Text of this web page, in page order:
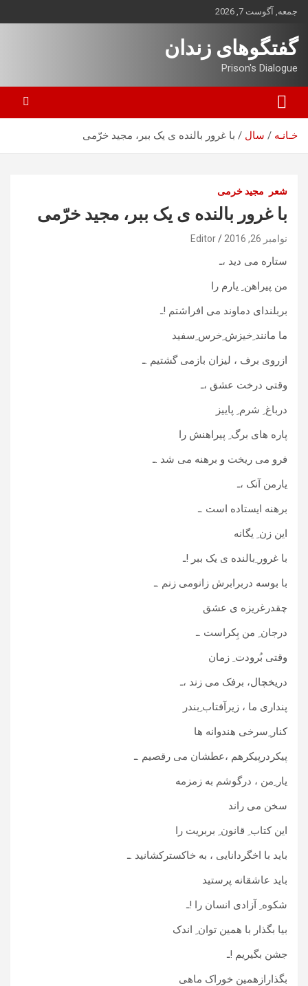
بروید
جمعه, آگوست 7, 2026
گفتگوهای زندان
Prison's Dialogue
خـانـه سال با غرور بالنده ی یک ببر، مجید خرّمی
شعر مجید خرمی
با غرور بالنده ی یک ببر، مجید خرّمی
نوامبر 26, 2016 Editor
ستاره می دید ،ـ
من پیراهن ِ یارم را
بربلندای دماوند می افراشتم !ـ
ما مانند ِخیزش ِخرس ِسفید
ازروی برف ، لیزان بازمی گشتیم .ـ
وقتی درخت عشق ،ـ
درباغ ِ شرم ِ پاییز
پاره های برگ ِ پیراهنش را
فرو می ریخت و برهنه می شد .ـ
یارمن آنک ،ـ
برهنه ایستاده است .ـ
این زن ِ یگانه
با غرور ِبالنده ی یک ببر !ـ
با بوسه دربرابرش زانومی زنم .ـ
چقدرغریزه ی عشق
درجان ِ من بِکراست .ـ
وقتی بُرودت ِ زمان
دریخچال، برفک می زند ،ـ
پنداری ما ، زیرآفتاب ِبندر
کنار ِسرخی هندوانه ها
پیکردرپیکرهم ،عطشان می رقصیم .ـ
یار ِمن ، درگوشم به زمزمه
سخن می راند
این کتاب ِ قانون ِ بربریت را
باید با اخگردانایی ، به خاکسترکشانید .ـ
باید عاشقانه پرستید
شکوه ِ آزادی انسان را !ـ
بیا بگذار با همین توان ِ اندک
جشن بگیریم !ـ
بگذارازهمین خوراک ماهی